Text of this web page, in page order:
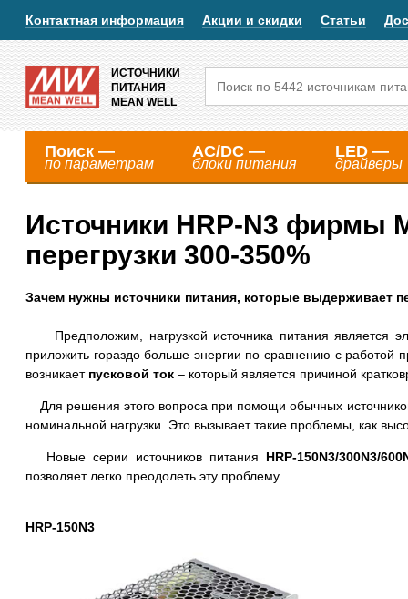
Контактная информация Акции и скидки Статьи
ИСТОЧНИКИ
ПИТАНИЯ
MEAN WELL
Поиск —
по параметрам
AC/DC —
блоки питания
LED —
драйверы
Источники HRP-N3 фирмы
перегрузки 300-350%
Зачем нужны источники питания, которые выдерживает
Предположим, нагрузкой источника питания является
приложить гораздо больше энергии по сравнению с работой
возникает пусковой ток – который является причиной
Для решения этого вопроса при помощи обычных
номинальной нагрузки. Это вызывает такие проблемы, как
Новые серии источников питания HRP-150N3/300N3/
позволяет легко преодолеть эту проблему.
HRP-150N3